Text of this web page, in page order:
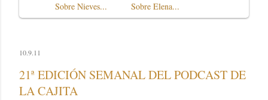
Sobre Nieves...
Sobre Elena...
10.9.11
21ª EDICIÓN SEMANAL DEL PODCAST DE
LA CAJITA